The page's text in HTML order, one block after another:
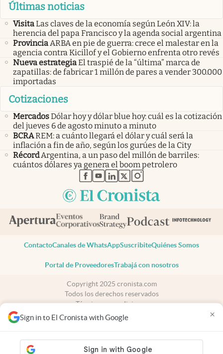
Sign in to El Cronista with Google ×
Últimas noticias
VisitaLas claves de la economía según León XIV: la
herencia del papa Francisco y la agenda social argentina
ProvinciaARBA en pie de guerra: crece el malestar en la
agencia contra Kicillof y el Gobierno enfrenta otro revés
Nueva estrategiaEl traspié de la “última” marca de
zapatillas: de fabricar 1 millón de pares a vender 300.000
importadas
Cotizaciones
MercadosDólar hoy y dólar blue hoy: cuál es la cotización
del jueves 6 de agosto minuto a minuto
BCRAREM: a cuánto llegará el dólar y cuál será la
inflación a fin de año, según los gurúes de la City
Récord Argentina, a un paso del millón de barriles:
cuántos dólares ya genera el boom petrolero
abre en nueva pestaña
abre en nueva pestaña
abre en nueva pestaña
abre en nueva pestaña
abre en nueva pestaña
ContactoCanales de WhatsAppSuscribiteQuiénes Somos
Portal de ProveedoresTrabajá con nosotros
Copyright 2025 cronista.com
Todos los derechos reservados
Términos y condiciones
Privacidad
Consentimiento